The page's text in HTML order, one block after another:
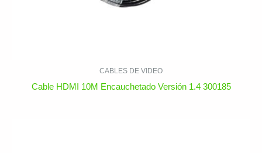
CABLES DE VIDEO
Cable HDMI 10M Encauchetado Versión 1.4 300185